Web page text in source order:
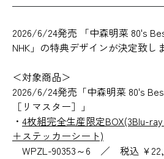
2026/6/24発売 「中森明菜 80's
NHK」の特典デザインが決定致し
＜対象商品＞
2026/6/24発売「中森明菜 80's
［リマスター］」
・ 4枚組完全生産限定BOX(3Blu-
＋ステッカーシート)
WPZL-90353～6 ／ 税込